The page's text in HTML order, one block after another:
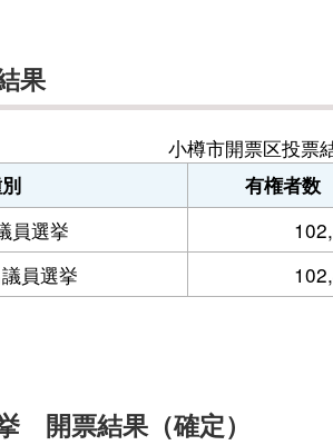
果
小樽市開票区投票
有権者数
員選挙
員選挙
開票結果（確定）